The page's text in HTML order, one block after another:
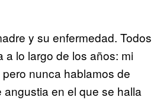
y su enfermedad. Todos
a lo largo de los años: mi
nunca hablamos de
en el que se halla